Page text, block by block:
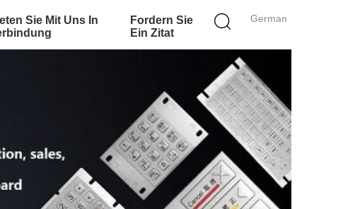
German
Sie Mit Uns In
Fordern Sie
Ein Zitat